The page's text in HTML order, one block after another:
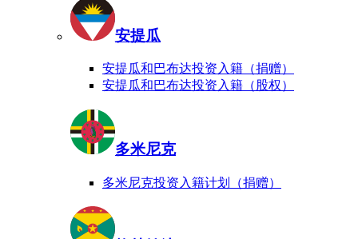
安提瓜
安提瓜和巴布达投资入籍（捐赠）
安提瓜和巴布达投资入籍（股权）
多米尼克
多米尼克投资入籍计划（捐赠）